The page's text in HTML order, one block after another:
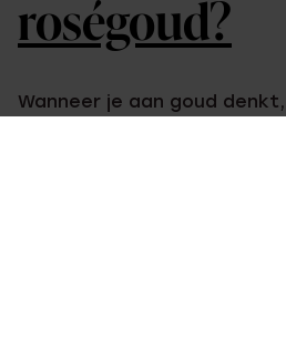
roségoud?
Wanneer je aan goud